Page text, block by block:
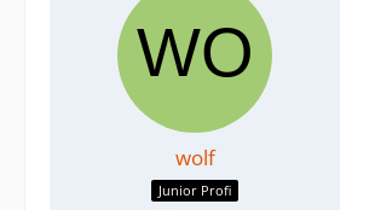
wolf
Junior Profi